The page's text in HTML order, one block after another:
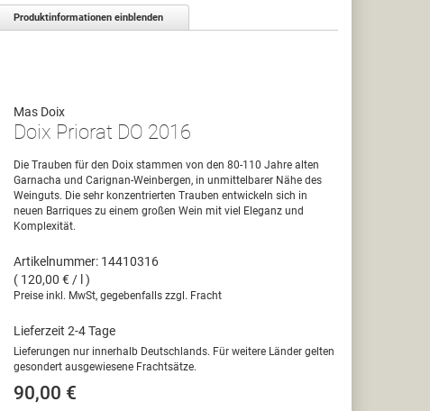
Produktinformationen einblenden
Mas Doix
Doix Priorat DO 2016
Die Trauben für den Doix stammen von den 80-110 Jahre alten
Garnacha und Carignan-Weinbergen, in unmittelbarer Nähe des
Weinguts. Die sehr konzentrierten Trauben entwickeln sich in
neuen Barriques zu einem großen Wein mit viel Eleganz und
Komplexität.
Artikelnummer: 14410316
( 120,00 € / l )
Preise inkl. MwSt, gegebenfalls zzgl. Fracht
Lieferzeit 2-4 Tage
Lieferungen nur innerhalb Deutschlands. Für weitere Länder gelten
gesondert ausgewiesene Frachtsätze.
90,00 €